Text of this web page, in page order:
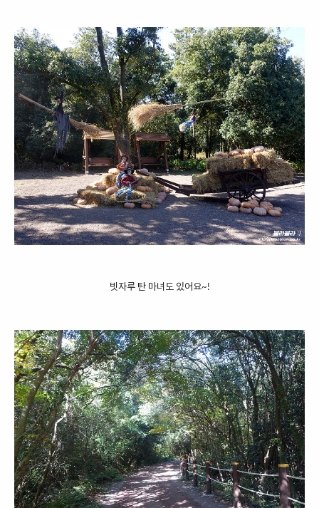
빗자루 탄 마녀도 있어요~!